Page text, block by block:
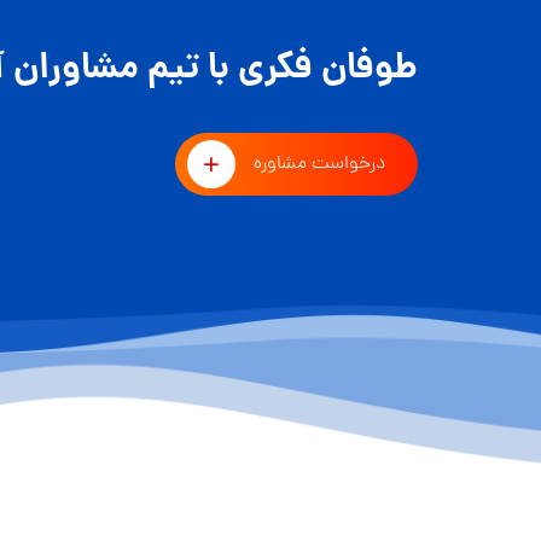
طوفان فکری با تیم مشاوران
درخواست مشاوره